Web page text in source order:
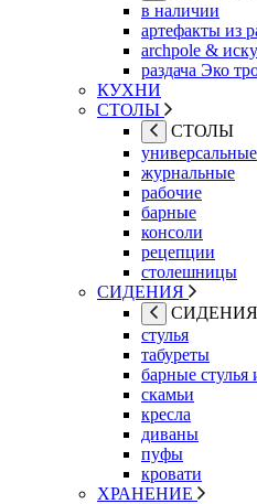
в наличии
артефакты из
archpole &
раздача Эко
КУХНИ
СТОЛЫ
СТОЛЫ
универсальные
журнальные
рабочие
барные
консоли
рецепции
столешницы
СИДЕНИЯ
СИДЕНИЯ
стулья
табуреты
барные стулья
скамьи
кресла
диваны
пуфы
кровати
ХРАНЕНИЕ